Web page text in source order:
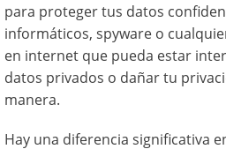
para proteger tus datos
informáticos, spyware o
en internet que pueda estar
datos privados o dañar tu
manera.
Hay una diferencia significativa